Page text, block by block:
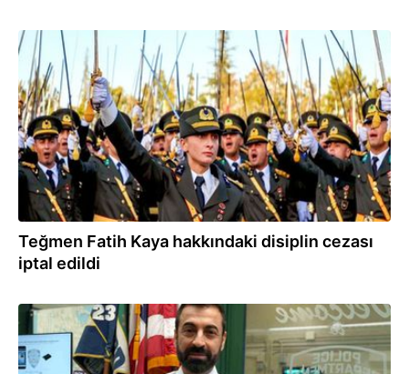
24.01.2026
Teğmen Fatih Kaya hakkındaki disiplin cezası
iptal edildi
24.01.2026